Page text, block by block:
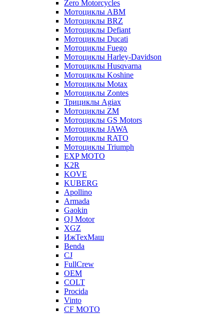
Zero Motorcycles
Мотоциклы ABM
Мотоциклы BRZ
Мотоциклы Defiant
Мотоциклы Ducati
Мотоциклы Fuego
Мотоциклы Harley-Davidson
Мотоциклы Husqvarna
Мотоциклы Koshine
Мотоциклы Motax
Мотоциклы Zontes
Трициклы Agiax
Мотоциклы ZM
Мотоциклы GS Motors
Мотоциклы JAWA
Мотоциклы RATO
Мотоциклы Triumph
EXP MOTO
K2R
KOVE
KUBERG
Apollino
Armada
Gaokin
QJ Motor
XGZ
ИжТехМаш
Benda
CJ
FullCrew
OEM
COLT
Procida
Vinto
CF MOTO